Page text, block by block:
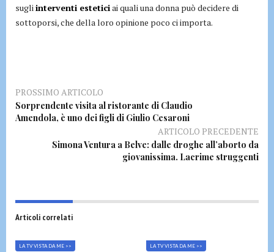
sugliinterventi esteticiai quali una donna può decidere di
sottoporsi, che della loro opinione poco ci importa.
PROSSIMO ARTICOLO
Sorprendente visita al ristorante di Claudio
Amendola, è uno dei figli di Giulio Cesaroni
ARTICOLO PRECEDENTE
Simona Ventura a Belve: dalle droghe all’aborto da
giovanissima. Lacrime struggenti
Articoli correlati
LA TV VISTA DA ME >> LA TV VISTA DA ME >>